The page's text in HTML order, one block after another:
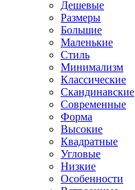
Дешевые
Размеры
Большие
Маленькие
Стиль
Минимализм
Классические
Скандинавские
Современные
Форма
Высокие
Квадратные
Угловые
Низкие
Особенности